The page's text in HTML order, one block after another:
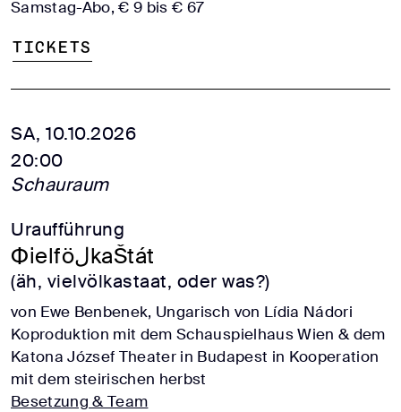
Samstag-Abo, € 9 bis € 67
Tickets
SA, 10.10.2026
20:00
Schauraum
Uraufführung
ФielföلkaŠtát
(äh, vielvölkastaat, oder was?)
von Ewe Benbenek, Ungarisch von Lídia Nádori
Koproduktion mit dem Schauspielhaus Wien & dem
Katona József Theater in Budapest in Kooperation
mit dem steirischen herbst
Besetzung & Team